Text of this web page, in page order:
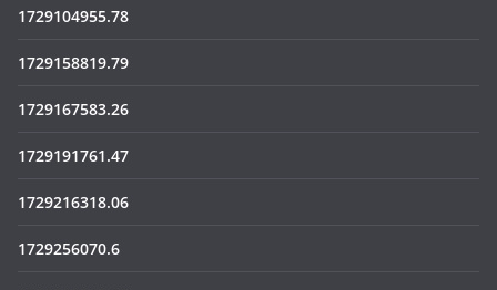
1729104955.78
1729158819.79
1729167583.26
1729191761.47
1729216318.06
1729256070.6